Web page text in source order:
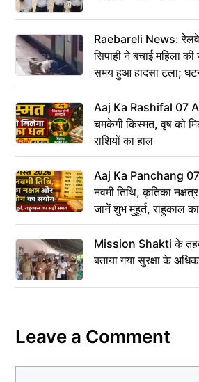
Raebareli News:
सिपाही ने बचाई महिला
समय हुआ हादसा टला;
Aaj Ka Rashifal 07
चमकेगी किस्मत, वृष को
राशियों का हाल
Aaj Ka Panchang
नवमी तिथि, कृतिका
जानें शुभ मुहूर्त, राहुकाल
Mission Shakti के
बताया गया सुरक्षा के
Leave a Comment